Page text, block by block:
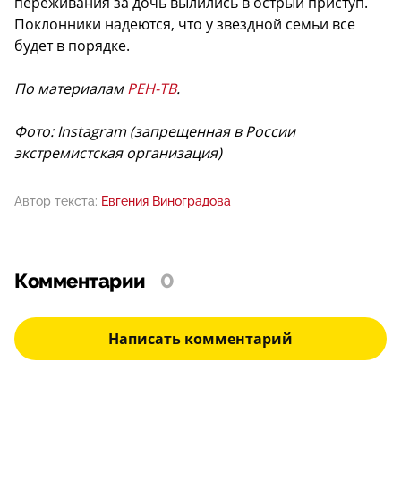
Поклонники надеются, что у звездной семьи все
будет в порядке.
По материаламРЕН-ТВ.
Фото: Instagram (запрещенная в России
экстремистская организация)
Автор текста: Евгения Виноградова
Комментарии 0
Написать комментарий